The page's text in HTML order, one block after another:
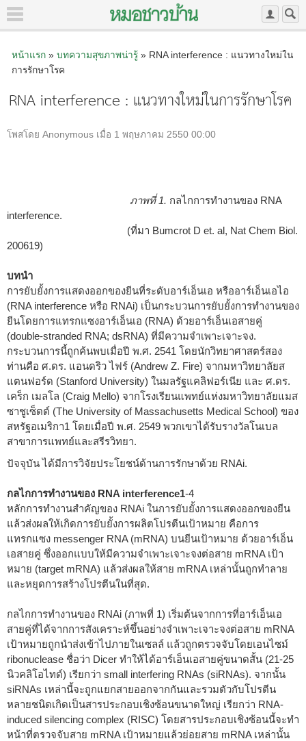
หน้าแรก» บทความสุขภาพน่ารู้» RNA interference : แนวทางใหม่ใน
การรักษาโรค
RNA interference : แนวทางใหม่ในการรักษาโรค
โพสโดย Anonymous เมื่อ 1 พฤษภาคม 2550 00:00
ภาพที่ 1. กลไกการทำงานของ RNA
interference.
(ที่มา Bumcrot D et. al, Nat Chem Biol.
200619)
บทนำ
การยับยั้งการแสดงออกของยีนที่ระดับอาร์เอ็นเอ หรืออาร์เอ็นเอไอ
(RNA interference หรือ RNAi) เป็นกระบวนการยับยั้งการทำงานของ
ยีนโดยการแทรกแซงอาร์เอ็นเอ (RNA) ด้วยอาร์เอ็นเอสายคู่
(double-stranded RNA; dsRNA) ที่มีความจำเพาะเจาะจง.
กระบวนการนี้ถูกค้นพบเมื่อปี พ.ศ. 2541 โดยนักวิทยาศาสตร์สอง
ท่านคือ ศ.ดร. แอนดริว ไฟร์ (Andrew Z. Fire) จากมหาวิทยาลัยส
แตนฟอร์ด (Stanford University) ในมลรัฐแคลิฟอร์เนีย และ ศ.ดร.
เคร็ก เมลโล (Craig Mello) จากโรงเรียนแพทย์แห่งมหาวิทยาลัยแมส
ซาชูเซ็ตต์ (The University of Massachusetts Medical School) ของ
สหรัฐอเมริกา1 โดยเมื่อปี พ.ศ. 2549 พวกเขาได้รับรางวัลโนเบล
สาขาการแพทย์และสรีรวิทยา.
ปัจจุบัน ได้มีการวิจัยประโยชน์ด้านการรักษาด้วย RNAi.
กลไกการทำงานของ RNA interference1-4
หลักการทำงานสำคัญของ RNAi ในการยับยั้งการแสดงออกของยีน
แล้วส่งผลให้เกิดการยับยั้งการผลิตโปรตีนเป้าหมาย คือการ
แทรกแซง messenger RNA (mRNA) บนยีนเป้าหมาย ด้วยอาร์เอ็น
เอสายคู่ ซึ่งออกแบบให้มีความจำเพาะเจาะจงต่อสาย mRNA เป้า
หมาย (target mRNA) แล้วส่งผลให้สาย mRNA เหล่านั้นถูกทำลาย
และหยุดการสร้างโปรตีนในที่สุด.
กลไกการทำงานของ RNAi (ภาพที่ 1) เริ่มต้นจากการที่อาร์เอ็นเอ
สายคู่ที่ได้จากการสังเคราะห์ขึ้นอย่างจำเพาะเจาะจงต่อสาย mRNA
เป้าหมายถูกนำส่งเข้าไปภายในเซลล์ แล้วถูกตรวจจับโดยเอนไซม์
ribonuclease ชื่อว่า Dicer ทำให้ได้อาร์เอ็นเอสายคู่ขนาดสั้น (21-25
นิวคลิโอไทด์) เรียกว่า small interfering RNAs (siRNAs). จากนั้น
siRNAs เหล่านี้จะถูกแยกสายออกจากกันและรวมตัวกับโปรตีน
หลายชนิดเกิดเป็นสารประกอบเชิงซ้อนขนาดใหญ่ เรียกว่า RNA-
induced silencing complex (RISC) โดยสารประกอบเชิงซ้อนนี้จะทำ
หน้าที่ตรวจจับสาย mRNA เป้าหมายแล้วย่อยสาย mRNA เหล่านั้น